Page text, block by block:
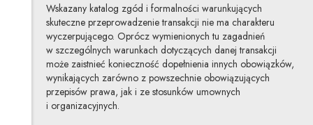
Wskazany katalog zgód i formalności warunkujących
skuteczne przeprowadzenie transakcji nie ma charakteru
wyczerpującego. Oprócz wymienionych tu zagadnień
w szczególnych warunkach dotyczących danej transakcji
może zaistnieć konieczność dopełnienia innych obowiązków,
wynikających zarówno z powszechnie obowiązujących
przepisów prawa, jak i ze stosunków umownych
i organizacyjnych.